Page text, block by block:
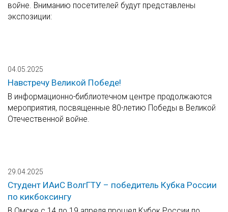
войне. Вниманию посетителей будут представлены
экспозиции:
04.05.2025
Навстречу Великой Победе!
В информационно-библиотечном центре продолжаются
мероприятия, посвященные 80-летию Победы в Великой
Отечественной войне.
29.04.2025
Студент ИАиС ВолгГТУ – победитель Кубка России
по кикбоксингу